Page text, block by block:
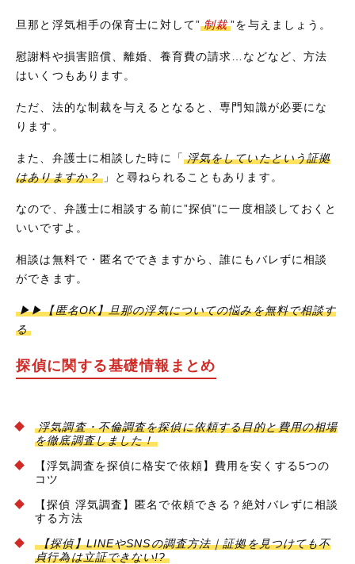
旦那と浮気相手の保育士に対して” 制裁 ”を与えましょう。
慰謝料や損害賠償、離婚、養育費の請求…などなど、方法
はいくつもあります。
ただ、法的な制裁を与えるとなると、専門知識が必要にな
ります。
また、弁護士に相談した時に「 浮気をしていたという証拠
はありますか？ 」と尋ねられることもあります。
なので、弁護士に相談する前に”探偵”に一度相談しておくと
いいですよ。
相談は無料で・匿名でできますから、誰にもバレずに相談
ができます。
▶▶【匿名OK】旦那の浮気についての悩みを無料で相談す
る
探偵に関する基礎情報まとめ
浮気調査・不倫調査を探偵に依頼する目的と費用の相場
を徹底調査しました！
【浮気調査を探偵に格安で依頼】費用を安くする5つの
コツ
【探偵 浮気調査】匿名で依頼できる？絶対バレずに相談
する方法
【探偵】LINEやSNSの調査方法｜証拠を見つけても不
貞行為は立証できない!?